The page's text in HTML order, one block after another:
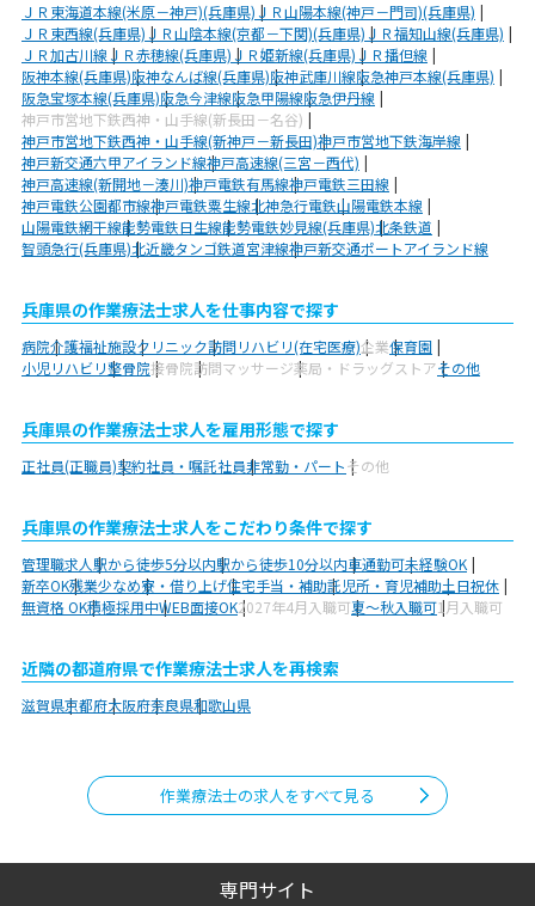
ＪＲ東海道本線(米原－神戸)(兵庫県)ＪＲ山陽本線(神戸－門司)(兵庫県)
ＪＲ東西線(兵庫県)ＪＲ山陰本線(京都－下関)(兵庫県)ＪＲ福知山線(兵庫県)
ＪＲ加古川線ＪＲ赤穂線(兵庫県)ＪＲ姫新線(兵庫県)ＪＲ播但線
阪神本線(兵庫県)阪神なんば線(兵庫県)阪神武庫川線阪急神戸本線(兵庫県)
阪急宝塚本線(兵庫県)阪急今津線阪急甲陽線阪急伊丹線
神戸市営地下鉄西神・山手線(新長田－名谷)
神戸市営地下鉄西神・山手線(新神戸－新長田)神戸市営地下鉄海岸線
神戸新交通六甲アイランド線神戸高速線(三宮－西代)
神戸高速線(新開地－湊川)神戸電鉄有馬線神戸電鉄三田線
神戸電鉄公園都市線神戸電鉄粟生線北神急行電鉄山陽電鉄本線
山陽電鉄網干線能勢電鉄日生線能勢電鉄妙見線(兵庫県)北条鉄道
智頭急行(兵庫県)北近畿タンゴ鉄道宮津線神戸新交通ポートアイランド線
兵庫県の作業療法士求人を仕事内容で探す
病院介護福祉施設クリニック訪問リハビリ(在宅医療)企業保育園
小児リハビリ整骨院接骨院訪問マッサージ薬局・ドラッグストアその他
兵庫県の作業療法士求人を雇用形態で探す
正社員(正職員)契約社員・嘱託社員非常勤・パートその他
兵庫県の作業療法士求人をこだわり条件で探す
管理職求人駅から徒歩5分以内駅から徒歩10分以内車通勤可未経験OK
新卒OK残業少なめ寮・借り上げ住宅手当・補助託児所・育児補助土日祝休
無資格 OK積極採用中WEB面接OK2027年4月入職可夏～秋入職可1月入職可
近隣の都道府県で作業療法士求人を再検索
滋賀県京都府大阪府奈良県和歌山県
作業療法士の求人をすべて見る
専門サイト